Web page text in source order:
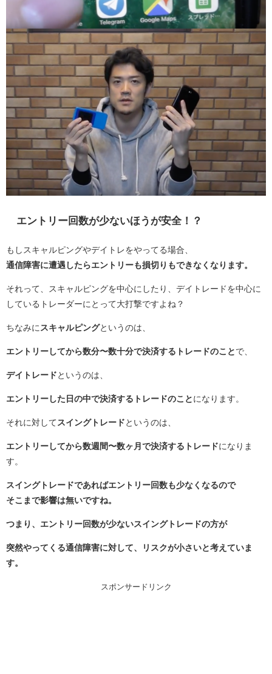
エントリー回数が少ないほうが安全！？
もしスキャルピングやデイトレをやってる場合、
通信障害に遭遇したらエントリーも損切りもできなくなります。
それって、スキャルピングを中心にしたり、デイトレードを中心に
しているトレーダーにとって大打撃ですよね？
ちなみに スキャルピングというのは、
エントリーしてから数分〜数十分で決済するトレードのこと で、
デイトレード というのは、
エントリーした日の中で決済するトレードのこと になります。
それに対して スイングトレード というのは、
エントリーしてから数週間〜数ヶ月で決済するトレードになりま
す。
スイングトレードであればエントリー回数も少なくなるので
そこまで影響は無いですね。
つまり、エントリー回数が少ないスイングトレードの方が
突然やってくる通信障害に対して、リスクが小さいと考えていま
す。
スポンサードリンク